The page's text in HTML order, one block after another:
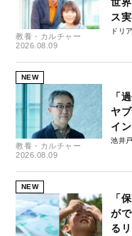
教養・カルチャー
2026.08.09
世
ス
ドリ
NEW
教養・カルチャー
2026.08.09
「
ヤ
イ
池井
NEW
「
が
る